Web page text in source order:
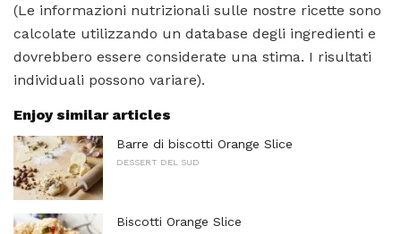
(Le informazioni nutrizionali sulle nostre ricette sono
calcolate utilizzando un database degli ingredienti e
dovrebbero essere considerate una stima. I risultati
individuali possono variare).
Enjoy similar articles
Barre di biscotti Orange Slice
DESSERT DEL SUD
Biscotti Orange Slice